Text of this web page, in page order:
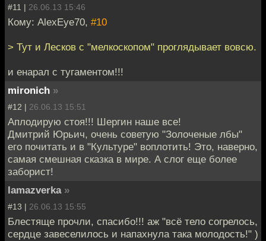
#11 | 26.06.13 15:46
Кому: AlexEye70, #10
> Тут и Лесков с "мелкоскопом" проглядывает вовсю.
и енарал с тугаментом!!!
mironich »
#12 | 26.06.13 15:51
Аплодирую стоя!!! Шергин наше все!
Дмитрий Юрьич, очень советую "Золоченые лбы"
его почитать и в "Культуре" воплотить! Это, наверно,
самая смешная сказка в мире. А слог еще более
заборист!
lamazverka »
#13 | 26.06.13 15:55
Блестяще прочли, спасибо!!! аж "всё тело согрелось,
сердце завеселилось и напахнула така молодость!" )